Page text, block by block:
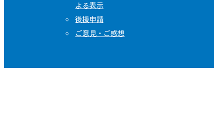
よる表示
後援申請
ご意見・ご感想